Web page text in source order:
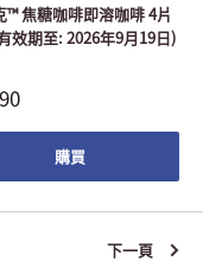
™ 焦糖咖啡即溶咖啡 4片
效期至: 2026年9月19日)
購買
下一頁